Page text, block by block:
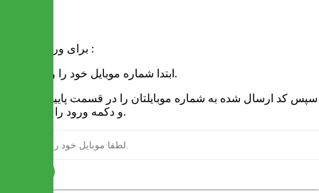
برای ورود به سایت :
1 - ابتدا شماره موبایل خود را وارد کنید.
و دکمه ورود را انتخاب کنید.